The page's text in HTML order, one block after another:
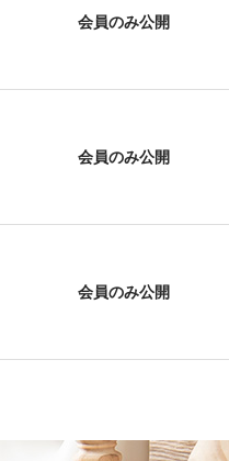
会員のみ公開
会員のみ公開
会員のみ公開